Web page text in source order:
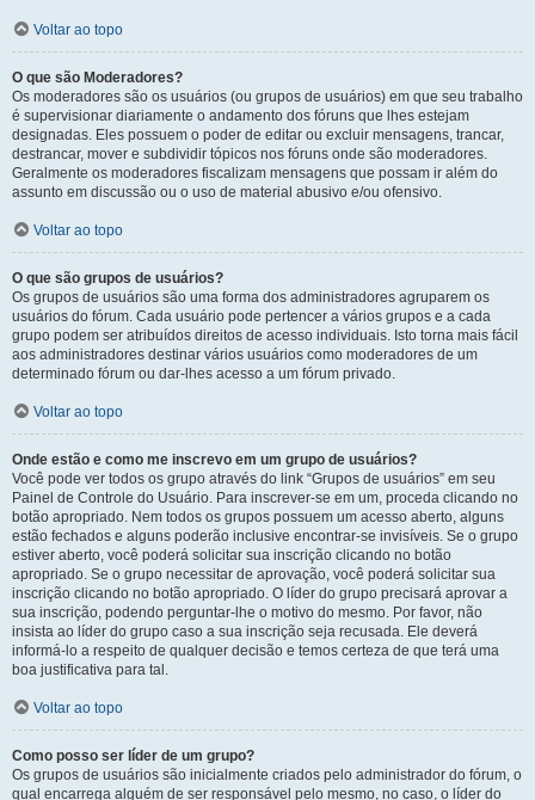
Voltar ao topo
O que são Moderadores?
Os moderadores são os usuários (ou grupos de usuários) em que seu trabalho
é supervisionar diariamente o andamento dos fóruns que lhes estejam
designadas. Eles possuem o poder de editar ou excluir mensagens, trancar,
destrancar, mover e subdividir tópicos nos fóruns onde são moderadores.
Geralmente os moderadores fiscalizam mensagens que possam ir além do
assunto em discussão ou o uso de material abusivo e/ou ofensivo.
Voltar ao topo
O que são grupos de usuários?
Os grupos de usuários são uma forma dos administradores agruparem os
usuários do fórum. Cada usuário pode pertencer a vários grupos e a cada
grupo podem ser atribuídos direitos de acesso individuais. Isto torna mais fácil
aos administradores destinar vários usuários como moderadores de um
determinado fórum ou dar-lhes acesso a um fórum privado.
Voltar ao topo
Onde estão e como me inscrevo em um grupo de usuários?
Você pode ver todos os grupo através do link “Grupos de usuários” em seu
Painel de Controle do Usuário. Para inscrever-se em um, proceda clicando no
botão apropriado. Nem todos os grupos possuem um acesso aberto, alguns
estão fechados e alguns poderão inclusive encontrar-se invisíveis. Se o grupo
estiver aberto, você poderá solicitar sua inscrição clicando no botão
apropriado. Se o grupo necessitar de aprovação, você poderá solicitar sua
inscrição clicando no botão apropriado. O líder do grupo precisará aprovar a
sua inscrição, podendo perguntar-lhe o motivo do mesmo. Por favor, não
insista ao líder do grupo caso a sua inscrição seja recusada. Ele deverá
informá-lo a respeito de qualquer decisão e temos certeza de que terá uma
boa justificativa para tal.
Voltar ao topo
Como posso ser líder de um grupo?
Os grupos de usuários são inicialmente criados pelo administrador do fórum, o
qual encarrega alguém de ser responsável pelo mesmo, no caso, o líder do